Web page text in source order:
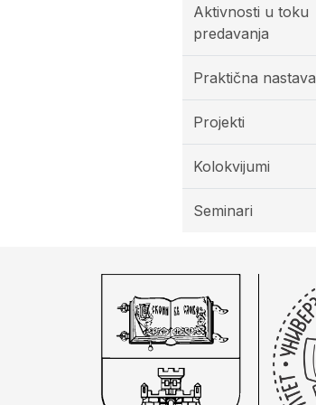
Aktivnosti u toku
predavanja
Praktična nastava
Projekti
Kolokvijumi
Seminari